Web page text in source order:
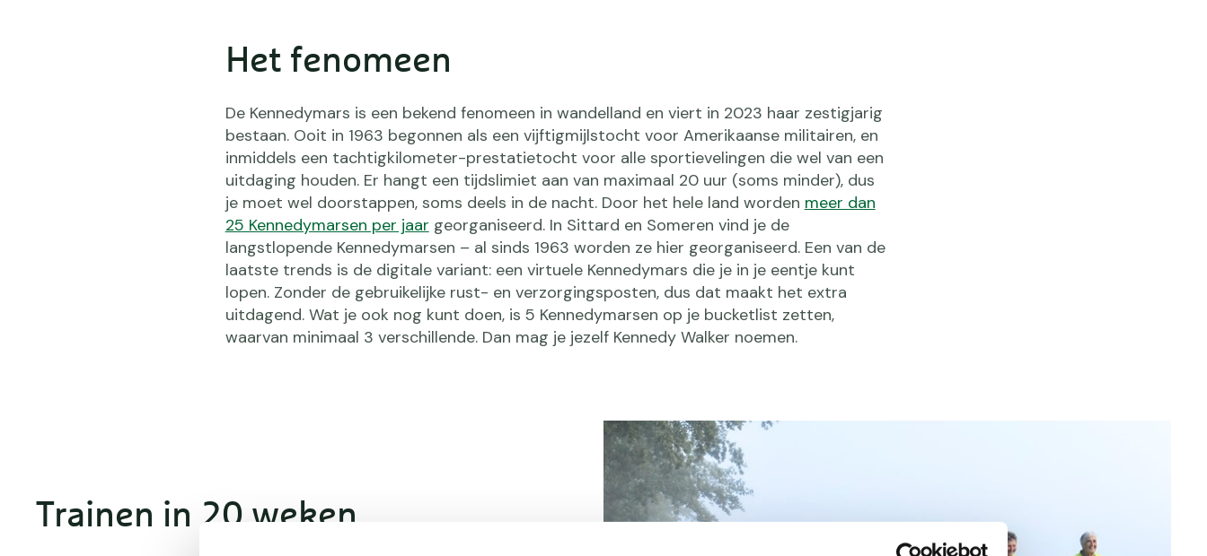
Het fenomeen
De Kennedymars is een bekend fenomeen in wandelland en viert in 2023 haar zestigjarig
bestaan. Ooit in 1963 begonnen als een vijftigmijlstocht voor Amerikaanse militairen, en
inmiddels een tachtigkilometer-prestatietocht voor alle sportievelingen die wel van een
uitdaging houden. Er hangt een tijdslimiet aan van maximaal 20 uur (soms minder), dus
je moet wel doorstappen, soms deels in de nacht. Door het hele land worden meer dan
25 Kennedymarsen per jaar georganiseerd. In Sittard en Someren vind je de
langstlopende Kennedymarsen – al sinds 1963 worden ze hier georganiseerd. Een van de
laatste trends is de digitale variant: een virtuele Kennedymars die je in je eentje kunt
lopen. Zonder de gebruikelijke rust- en verzorgingsposten, dus dat maakt het extra
uitdagend. Wat je ook nog kunt doen, is 5 Kennedymarsen op je bucketlist zetten,
waarvan minimaal 3 verschillende. Dan mag je jezelf Kennedy Walker noemen.
Trainen in 20 weken